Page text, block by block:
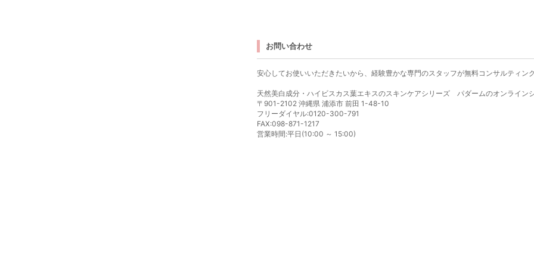
お問い合わせ
安心してお使いいただきたいから、経験豊かな専門のスタッフが無料コンサルティング
天然美白成分・ハイビスカス葉エキスのスキンケアシリーズ パダームのオンライン
〒901-2102 沖縄県 浦添市 前田 1-48-10
フリーダイヤル:0120-300-791
FAX:098-871-1217
営業時間:平日(10:00 ～ 15:00)